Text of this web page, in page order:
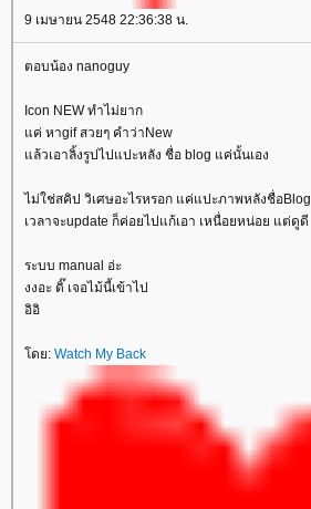
9 เมษายน 2548 22:36:38 น.
ตอบน้อง nanoguy
Icon NEW ทำไม่ยาก
ค่ หาgif สวยๆ คำว่าNew
ล้วเอาลิ้งรูปไปแปะหลัง ชื่อ blog แค่นั้นเอง
ไม่ใช่สคิป วิเศษอะไรหรอก แค่แปะภาพหลังชื่อBlog
เวลาจะupdate ก็ค่อยไปแก้เอา เหนื่อยหน่อย แต่ดูดี
ระบบ manual อ่ะ
งงอะ ดิ๊ เจอไม้นี้เข้าไป
อิอิ
ดย: Watch My Back